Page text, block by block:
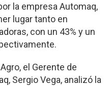
la empresa Automaq,
lugar tanto en
con un 43% y un
el Gerente de
Sergio Vega, analizó la